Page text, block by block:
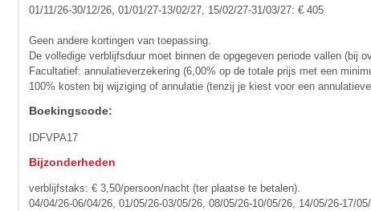
01/11/26-30/12/26, 01/01/27-13/02/27, 15/02/27-31/03/27: € 405
Geen andere kortingen van toepassing.
De volledige verblijfsduur moet binnen de opgegeven periode vallen (bij
Facultatief: annulatieverzekering (6,00% op de totale prijs met een
100% kosten bij wijziging of annulatie (tenzij je kiest voor een
Boekingscode:
IDFVPA17
Bijzonderheden
verblijfstaks: € 3,50/persoon/nacht (ter plaatse te betalen).
04/04/26-06/04/26, 01/05/26-03/05/26, 08/05/26-10/05/26, 14/05/26-17/